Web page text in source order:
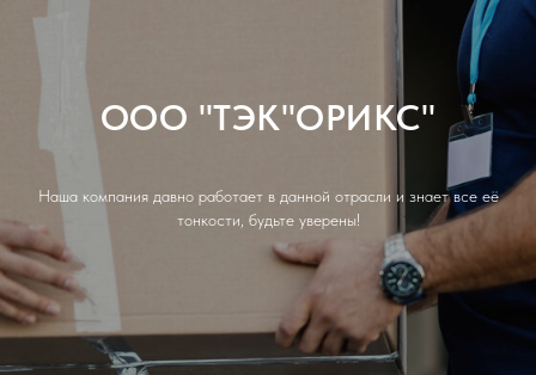
ООО "ТЭК"ОРИКС"
Наша компания давно работает в данной отрасли и знает все её
тонкости, будьте уверены!